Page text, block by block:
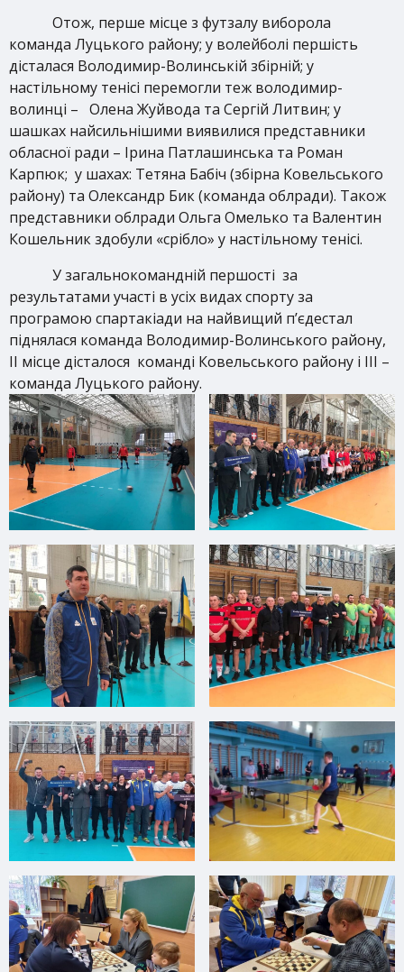
Отож, перше місце з футзалу виборола
команда Луцького району; у волейболі першість
дісталася Володимир-Волинській збірній; у
настільному тенісі перемогли теж володимир-
волинці – Олена Жуйвода та Сергій Литвин; у
шашках найсильнішими виявилися представники
обласної ради – Ірина Патлашинська та Роман
Карпюк; у шахах: Тетяна Бабіч (збірна Ковельського
району) та Олександр Бик (команда облради). Також
представники облради Ольга Омелько та Валентин
Кошельник здобули «срібло» у настільному тенісі.
У загальнокомандній першості за
результатами участі в усіх видах спорту за
програмою спартакіади на найвищий п’єдестал
піднялася команда Володимир-Волинського району,
ІІ місце дісталося команді Ковельського району і ІІІ –
команда Луцького району.